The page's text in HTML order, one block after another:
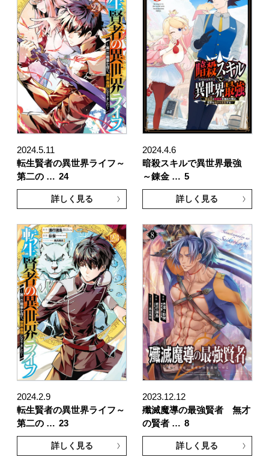
2024.5.11
転生賢者の異世界ライフ～
第二の … 24
詳しく見る
2024.4.6
暗殺スキルで異世界最強
～錬金 … 5
詳しく見る
2024.2.9
転生賢者の異世界ライフ～
第二の … 23
詳しく見る
2023.12.12
殲滅魔導の最強賢者 無才
の賢者 … 8
詳しく見る